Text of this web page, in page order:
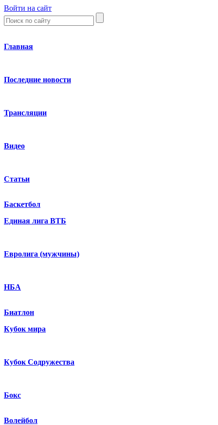
Войти на сайт
Главная
Последние новости
Трансляции
Видео
Статьи
Баскетбол
Единая лига ВТБ
Евролига (мужчины)
НБА
Биатлон
Кубок мира
Кубок Содружества
Бокс
Волейбол